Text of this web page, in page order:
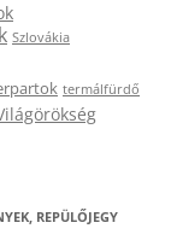
Szlovákia
termálfürdő
REPÜLŐJEGY